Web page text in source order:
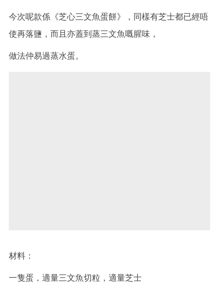
今次呢款係《芝心三文魚蛋餅》，同樣有芝士都已經唔
使再落鹽，而且亦蓋到蒸三文魚嘅腥味，
做法仲易過蒸水蛋。
材料：
一隻蛋，適量三文魚切粒，適量芝士